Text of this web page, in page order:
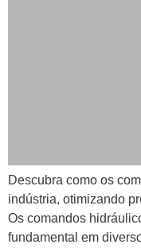
Descubra como os
indústria, otimizando
Os comandos
fundamental em